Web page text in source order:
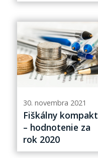
30. novembra 2021
Fiškálny kompakt
– hodnotenie za
rok 2020